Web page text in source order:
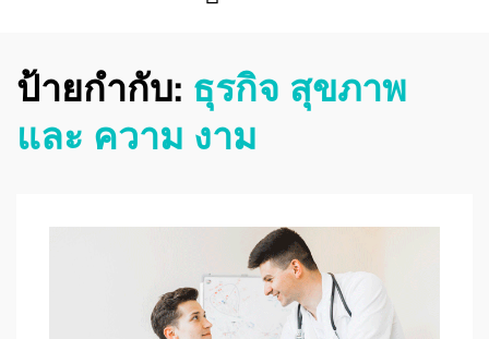
ป้ายกำกับ: ธุรกิจ สุขภาพ
และ ความ งาม